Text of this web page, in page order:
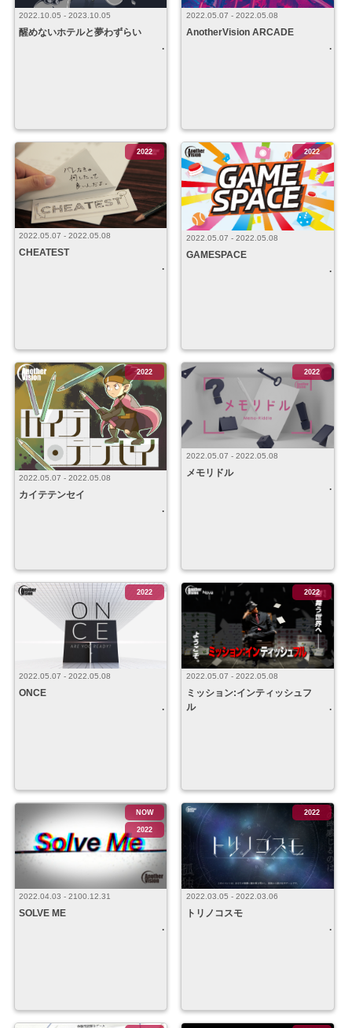
2022.10.05 - 2023.10.05
醒めないホテルと夢わずらい
2022.05.07 - 2022.05.08
AnotherVision ARCADE
2022.05.07 - 2022.05.08
CHEATEST
2022
2022.05.07 - 2022.05.08
GAMESPACE
2022
2022.05.07 - 2022.05.08
カイテテンセイ
2022
2022.05.07 - 2022.05.08
メモリドル
2022
2022.05.07 - 2022.05.08
ONCE
2022
2022.05.07 - 2022.05.08
ミッション:インティッシュフ
ル
2022
2022.04.03 - 2100.12.31
SOLVE ME
NOW
2022
2022.03.05 - 2022.03.06
トリノコスモ
2022